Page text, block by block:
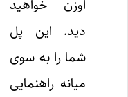
اوزن خواهید
دید. این پل
شما را به سوی
میانه راهنمایی